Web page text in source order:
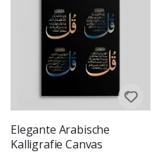
Elegante Arabische
Kalligrafie Canvas